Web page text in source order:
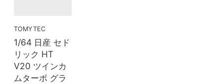
TOMYTEC
1/64 日産 セド
リック HT
V20 ツインカ
ムターボ グラ